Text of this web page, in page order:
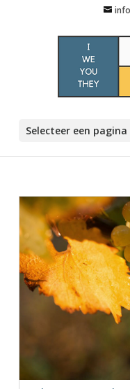
Selecteer een pagina